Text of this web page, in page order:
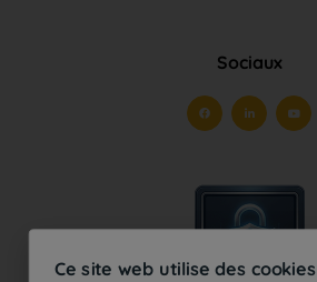
Ce site web utilise des cookies